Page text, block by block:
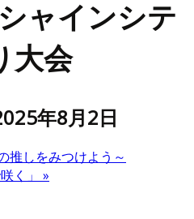
ャインシテ
大会
年8月2日
推しをみつけよう～
く」 »